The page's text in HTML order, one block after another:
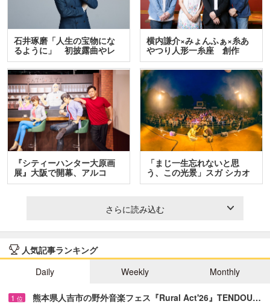
石井琢磨「人生の宝物にな
るように」 初披露曲やレ
ア…
横内謙介×みょんふぁ×糸あ
やつり人形一糸座 創作
人…
『シティーハンター大原画
展』大阪で開幕、アルコ
＆…
「まじ一生忘れないと思
う、この光景」スガ シカオ
と…
さらに読み込む
人気記事ランキング
Daily
Weekly Monthly
1 位 熊本県人吉市の野外音楽フェス『Rural Act'26』TENDOU…